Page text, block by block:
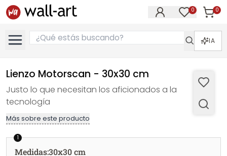
0 0
IA
Lienzo Motorscan - 30x30 cm
Justo lo que necesitan los aficionados a la
tecnología
Más sobre este producto
1
Medidas:30x30 cm